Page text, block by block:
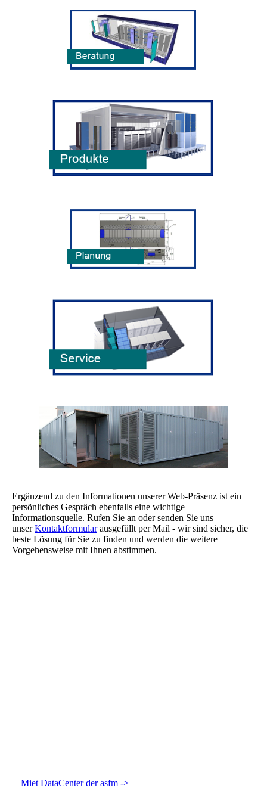
Ergänzend zu den Informationen unserer Web-Präsenz ist ein
persönliches Gespräch ebenfalls eine wichtige
Informationsquelle. Rufen Sie an oder senden Sie uns
unserKontaktformularausgefüllt per Mail - wir sind sicher, die
beste Lösung für Sie zu finden und werden die weitere
Vorgehensweise mit Ihnen abstimmen.
Miet DataCenter der asfm ->